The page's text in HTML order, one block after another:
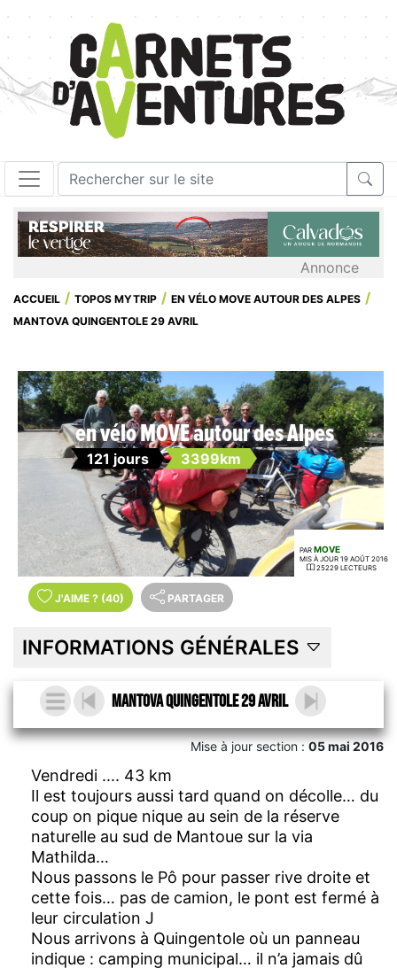
Annonce
ACCUEIL TOPOS MYTRIP
EN VÉLO MOVE AUTOUR DES ALPES
MANTOVA QUINGENTOLE 29 AVRIL
en vélo MOVE autour des Alpes
121 jours 3399km
PAR MOVE
MIS À JOUR 19 AOÛT 2016
25229 LECTEURS
J'AIME ? (40) PARTAGER
INFORMATIONS GÉNÉRALES
Mantova Quingentole 29 avril
Mise à jour section :05 mai 2016
Vendredi .... 43 km
Il est toujours aussi tard quand on décolle… du
coup on pique nique au sein de la réserve
naturelle au sud de Mantoue sur la via
Mathilda…
Nous passons le Pô pour passer rive droite et
cette fois… pas de camion, le pont est fermé à
leur circulation J
Nous arrivons à Quingentole où un panneau
indique : camping municipal… il n’a jamais dû